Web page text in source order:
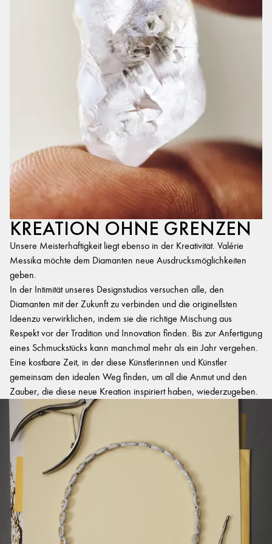
KREATION OHNE GRENZEN
Unsere Meisterhaftigkeit liegt ebenso in der Kreativität. Valérie
Messika möchte dem Diamanten neue Ausdrucksmöglichkeiten
geben.
In der Intimität unseres Designstudios versuchen alle, den
Diamanten mit der Zukunft zu verbinden und die originellsten
Ideenzu verwirklichen, indem sie die richtige Mischung aus
Respekt vor der Tradition und Innovation finden. Bis zur Anfertigung
eines Schmuckstücks kann manchmal mehr als ein Jahr vergehen.
Eine kostbare Zeit, in der diese Künstlerinnen und Künstler
gemeinsam den idealen Weg finden, um all die Anmut und den
Zauber, die diese neue Kreation inspiriert haben, wiederzugeben.